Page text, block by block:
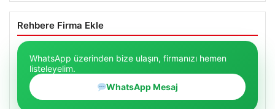
Rehbere Firma Ekle
WhatsApp üzerinden bize ulaşın, firmanızı hemen
listeleyelim.
WhatsApp Mesaj